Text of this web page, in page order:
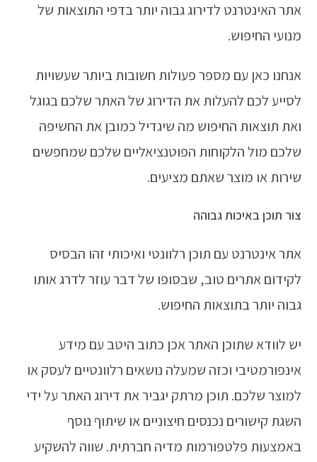
אתר האינטרנט לדירוג גבוה יותר בדפי התוצאות של
מנועי החיפוש.
אנחנו כאן עם מספר פעולות חשובות ביותר שעשויות
לסייע לכם להעלות את הדירוג של האתר שלכם בגוגל
ואת תוצאות החיפוש מה שיגדיל כמובן את החשיפה
שלכם מול הלקוחות הפוטנציאליים שלכם שמחפשים
שירות או מוצר שאתם מציעים.
צור תוכן באיכות גבוהה
אתר אינטרנט עם תוכן רלוונטי ואיכותי זהו הבסיס
לקידום אתרים טוב, שבסופו של דבר עוזר לדרג אותו
גבוה יותר בתוצאות החיפוש.
יש לוודא שתוכן האתר אכן כתוב היטב עם מידע
אינפורמטיבי וכזה שמעלה נושאים רלוונטיים לעסק או
למוצר שלכם. תוכן מרתק יגביר את דירוג האתר על ידי
השגת קישורים נכנסים חיצוניים או שיתוף נוסף
באמצעות פלטפורמות מדיה חברתית. שווה להשקיע